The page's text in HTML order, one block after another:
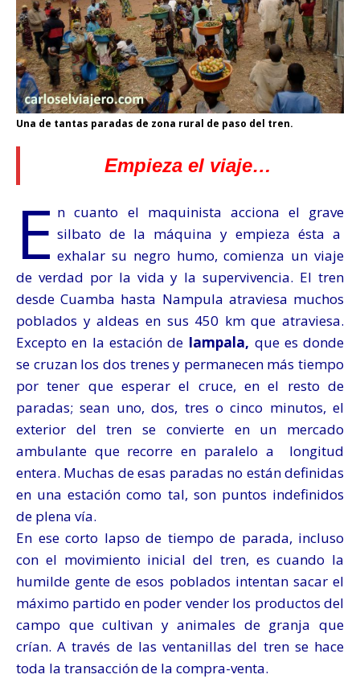
Una de tantas paradas de zona rural de paso del tren.
Empieza el viaje…
E n cuanto el maquinista acciona el grave
silbato de la máquina y empieza ésta a
exhalar su negro humo, comienza un viaje
de verdad por la vida y la supervivencia. El tren
desde Cuamba hasta Nampula atraviesa muchos
poblados y aldeas en sus 450 km que atraviesa.
Excepto en la estación de Iampala, que es donde
se cruzan los dos trenes y permanecen más tiempo
por tener que esperar el cruce, en el resto de
paradas; sean uno, dos, tres o cinco minutos, el
exterior del tren se convierte en un mercado
ambulante que recorre en paralelo a longitud
entera. Muchas de esas paradas no están definidas
en una estación como tal, son puntos indefinidos
de plena vía.
En ese corto lapso de tiempo de parada, incluso
con el movimiento inicial del tren, es cuando la
humilde gente de esos poblados intentan sacar el
máximo partido en poder vender los productos del
campo que cultivan y animales de granja que
crían. A través de las ventanillas del tren se hace
toda la transacción de la compra-venta.